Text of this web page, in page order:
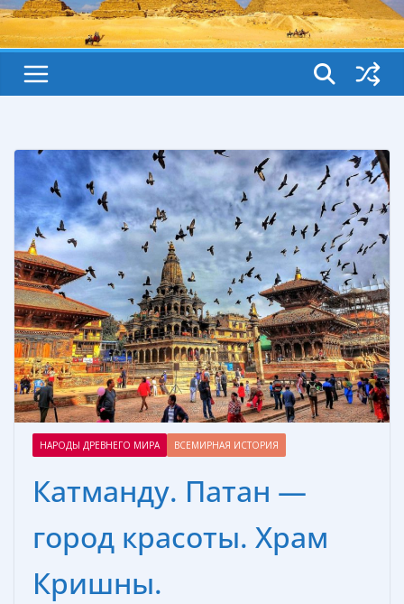
НАРОДЫ ДРЕВНЕГО МИРА ВСЕМИРНАЯ ИСТОРИЯ
Катманду. Патан —
город красоты. Храм
Кришны.